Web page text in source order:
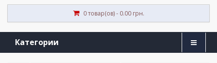
0 товар(ов) - 0.00 грн.
Категории